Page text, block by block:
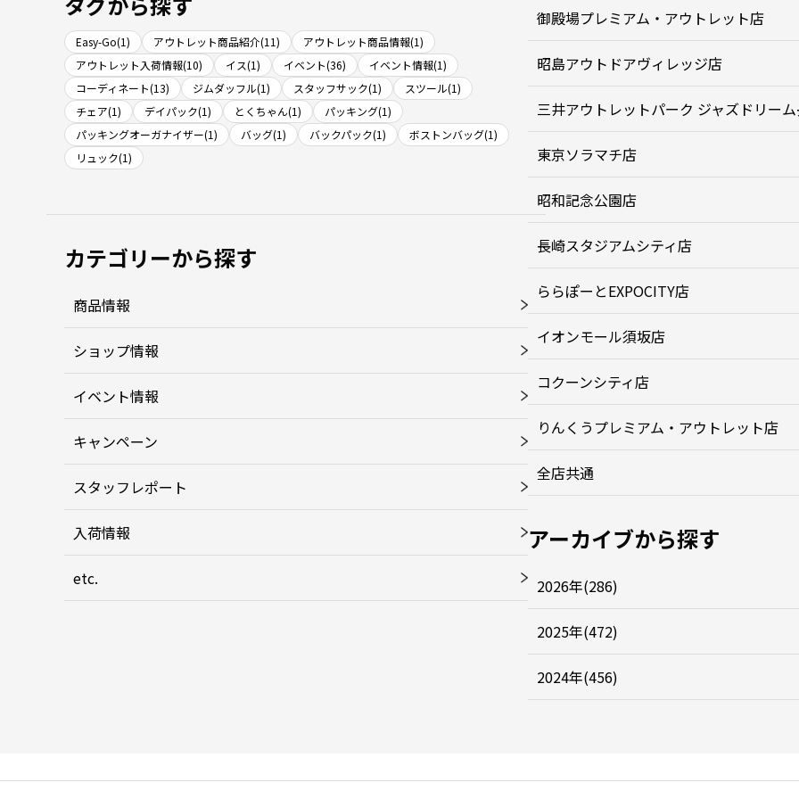
Easy-Go(1) アウトレット商品紹介(11)
アウトレット商品情報(1)
アウトレット入荷情報(10)
イス(1) イベント(36)
イベント情報(1)
コーディネート(13)
ジムダッフル(1) スタッフサック(1)
スツール(1)
チェア(1)
デイパック(1) とくちゃん(1)
パッキング(1)
パッキングオーガナイザー(1)
バッグ(1) バックパック(1)
ボストンバッグ(1)
リュック(1)
カテゴリーから探す
商品情報
ショップ情報
イベント情報
キャンペーン
スタッフレポート
入荷情報
etc.
御殿場プレミアム・アウトレット店
昭島アウトドアヴィレッジ店
三井アウトレットパーク ジャズドリー
東京ソラマチ店
昭和記念公園店
長崎スタジアムシティ店
ららぽーとEXPOCITY店
イオンモール須坂店
コクーンシティ店
りんくうプレミアム・アウトレット店
全店共通
アーカイブから探す
2026年(286)
2025年(472)
2024年(456)